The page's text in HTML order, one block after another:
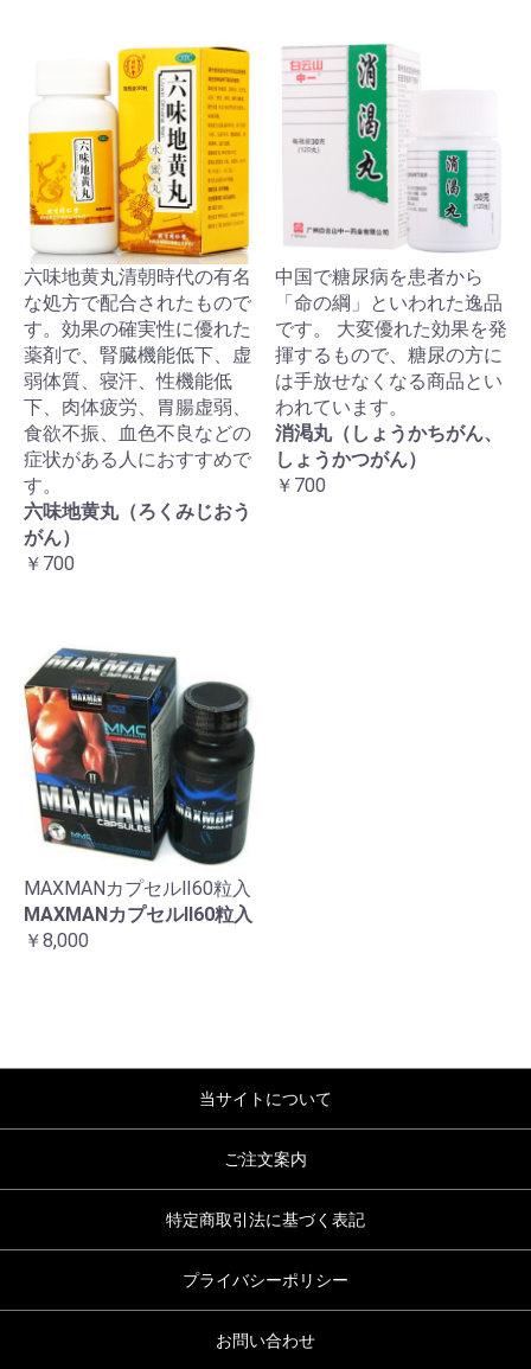
六味地黄丸清朝時代の有名
な処方で配合されたもので
す。効果の確実性に優れた
薬剤で、腎臓機能低下、虚
弱体質、寝汗、性機能低
下、肉体疲労、胃腸虚弱、
食欲不振、血色不良などの
症状がある人におすすめで
す。
六味地黄丸（ろくみじおう
がん）
￥700
中国で糖尿病を患者から
「命の綱」といわれた逸品
です。 大変優れた効果を発
揮するもので、糖尿の方に
は手放せなくなる商品とい
われています。
消渇丸（しょうかちがん、
しょうかつがん）
￥700
MAXMANカプセルⅡ60粒入
MAXMANカプセルⅡ60粒入
￥8,000
当サイトについて
ご注文案内
特定商取引法に基づく表記
プライバシーポリシー
お問い合わせ